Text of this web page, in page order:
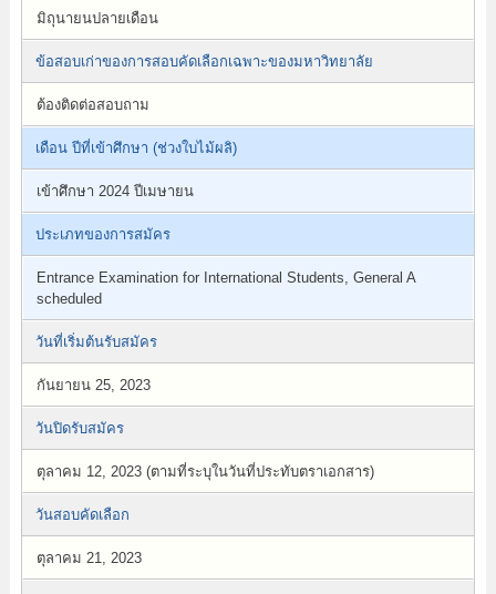
มิถุนายนปลายเดือน
ข้อสอบเก่าของการสอบคัดเลือกเฉพาะของมหาวิทยาลัย
ต้องติดต่อสอบถาม
เดือน ปีที่เข้าศึกษา (ช่วงใบไม้ผลิ)
เข้าศึกษา 2024 ปีเมษายน
ประเภทของการสมัคร
Entrance Examination for International Students, General A
scheduled
วันที่เริ่มต้นรับสมัคร
กันยายน 25, 2023
วันปิดรับสมัคร
ตุลาคม 12, 2023 (ตามที่ระบุในวันที่ประทับตราเอกสาร)
วันสอบคัดเลือก
ตุลาคม 21, 2023